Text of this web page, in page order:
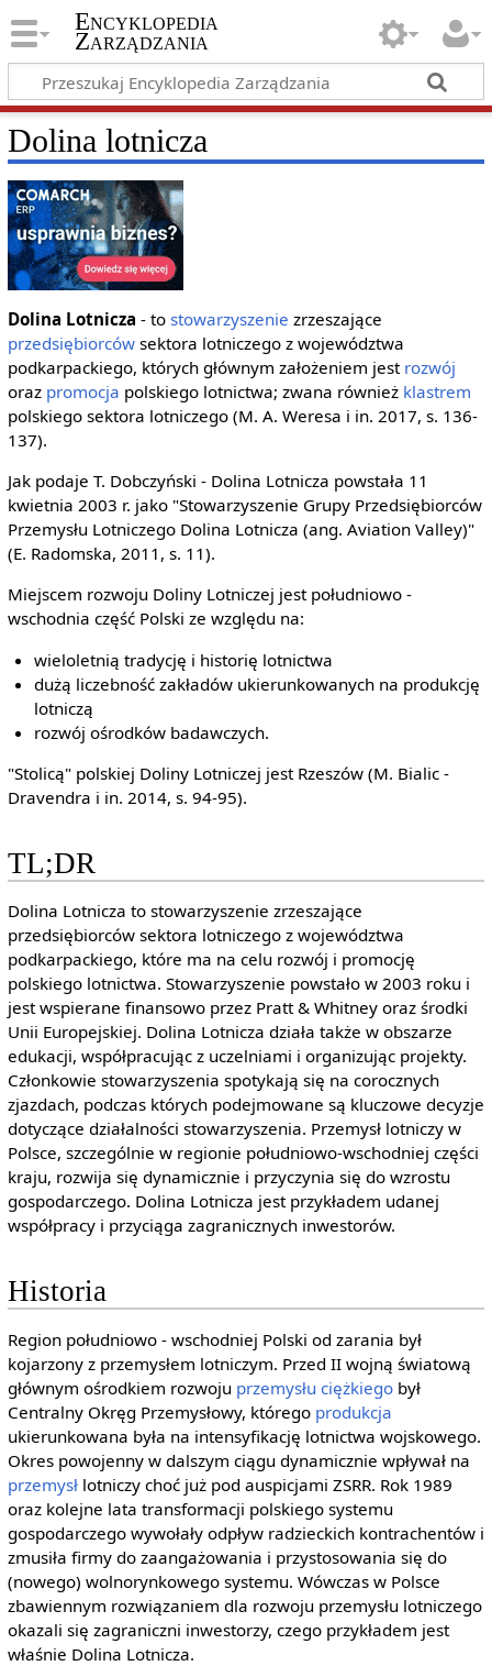
Encyklopedia
Zarządzania
Dolina lotnicza
Dolina Lotnicza - to stowarzyszenie zrzeszające
przedsiębiorcówsektora lotniczego z województwa
podkarpackiego, których głównym założeniem jest rozwój
oraz promocja polskiego lotnictwa; zwana również klastrem
polskiego sektora lotniczego (M. A. Weresa i in. 2017, s. 136-
137).
Jak podaje T. Dobczyński - Dolina Lotnicza powstała 11
kwietnia 2003 r. jako "Stowarzyszenie Grupy Przedsiębiorców
Przemysłu Lotniczego Dolina Lotnicza (ang. Aviation Valley)"
(E. Radomska, 2011, s. 11).
Miejscem rozwoju Doliny Lotniczej jest południowo -
wschodnia część Polski ze względu na:
wieloletnią tradycję i historię lotnictwa
dużą liczebność zakładów ukierunkowanych na produkcję
lotniczą
rozwój ośrodków badawczych.
"Stolicą" polskiej Doliny Lotniczej jest Rzeszów (M. Bialic -
Dravendra i in. 2014, s. 94-95).
TL;DR
Dolina Lotnicza to stowarzyszenie zrzeszające
przedsiębiorców sektora lotniczego z województwa
podkarpackiego, które ma na celu rozwój i promocję
polskiego lotnictwa. Stowarzyszenie powstało w 2003 roku i
jest wspierane finansowo przez Pratt & Whitney oraz środki
Unii Europejskiej. Dolina Lotnicza działa także w obszarze
edukacji, współpracując z uczelniami i organizując projekty.
Członkowie stowarzyszenia spotykają się na corocznych
zjazdach, podczas których podejmowane są kluczowe decyzje
dotyczące działalności stowarzyszenia. Przemysł lotniczy w
Polsce, szczególnie w regionie południowo-wschodniej części
kraju, rozwija się dynamicznie i przyczynia się do wzrostu
gospodarczego. Dolina Lotnicza jest przykładem udanej
współpracy i przyciąga zagranicznych inwestorów.
Historia
Region południowo - wschodniej Polski od zarania był
kojarzony z przemysłem lotniczym. Przed II wojną światową
głównym ośrodkiem rozwoju przemysłu ciężkiegobył
Centralny Okręg Przemysłowy, którego produkcja
ukierunkowana była na intensyfikację lotnictwa wojskowego.
Okres powojenny w dalszym ciągu dynamicznie wpływał na
przemysłlotniczy choć już pod auspicjami ZSRR. Rok 1989
oraz kolejne lata transformacji polskiego systemu
gospodarczego wywołały odpływ radzieckich kontrachentów i
zmusiła firmy do zaangażowania i przystosowania się do
(nowego) wolnorynkowego systemu. Wówczas w Polsce
zbawiennym rozwiązaniem dla rozwoju przemysłu lotniczego
okazali się zagraniczni inwestorzy, czego przykładem jest
właśnie Dolina Lotnicza.